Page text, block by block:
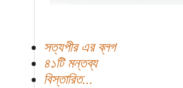
সত্যপীর এর ব্লগ
৪১টি মন্তব্য
বিস্তারিত...